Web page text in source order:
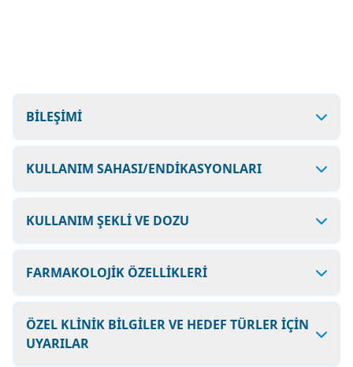
BİLEŞİMİ
KULLANIM SAHASI/ENDİKASYONLARI
KULLANIM ŞEKLİ VE DOZU
FARMAKOLOJİK ÖZELLİKLERİ
ÖZEL KLİNİK BİLGİLER VE HEDEF TÜRLER İÇİN
UYARILAR